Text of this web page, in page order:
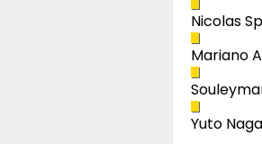
Nicolas
Mariano
Yuto